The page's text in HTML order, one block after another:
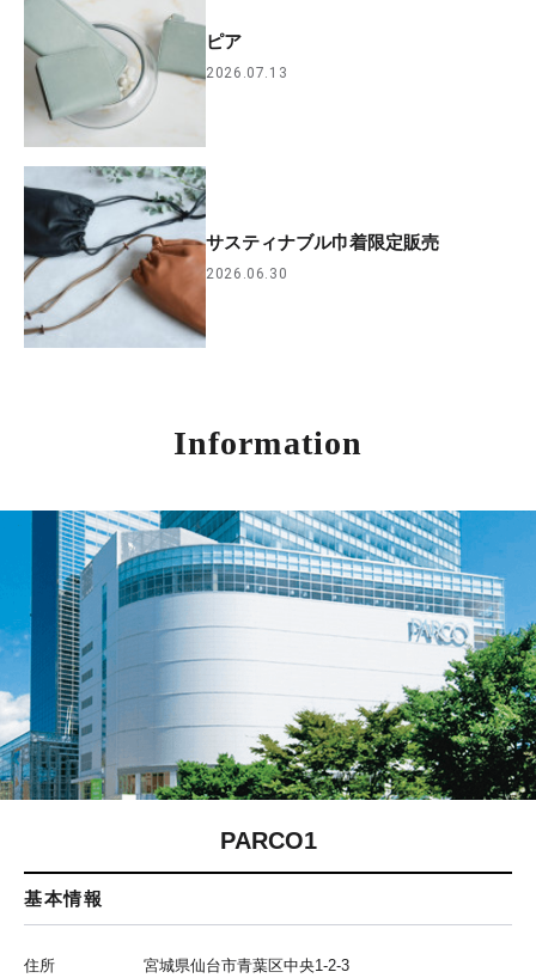
ピア
2026.07.13
サスティナブル巾着限定販売
2026.06.30
Information
PARCO1
基本情報
住所 宮城県仙台市青葉区中央1-2-3